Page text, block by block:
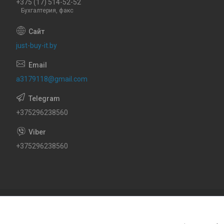
+375 (17) 514-52-52
Бухгалтерия, факс
just-buy-it.by
a3179118@gmail.com
+375296238560
+375296238560